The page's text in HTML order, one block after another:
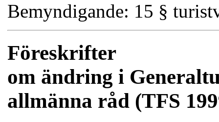
Bemyndigande: 15 §
Föreskrifter
om ändring i
allmänna råd (TFS